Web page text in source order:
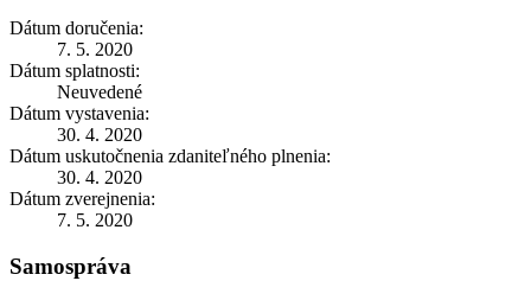
Dátum doručenia:
7. 5. 2020
Dátum splatnosti:
Neuvedené
Dátum vystavenia:
30. 4. 2020
Dátum uskutočnenia zdaniteľného plnenia:
30. 4. 2020
Dátum zverejnenia:
7. 5. 2020
Samospráva